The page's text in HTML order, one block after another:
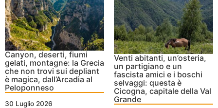
Canyon, deserti, fiumi
gelati, montagne: la Grecia
che non trovi sui depliant
è magica, dall’Arcadia al
Peloponneso
30 Luglio 2026
Venti abitanti, un’osteria,
un partigiano e un
fascista amici e i boschi
selvaggi: questa è
Cicogna, capitale della Val
Grande